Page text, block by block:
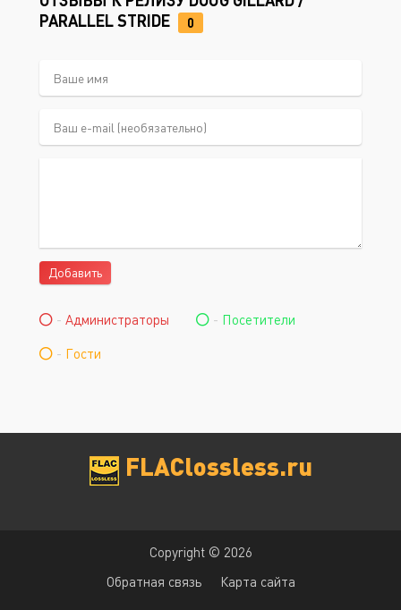
PARALLEL STRIDE
0
Добавить
- Администраторы - Посетители
- Гости
FLAClossless.ru
Copyright © 2026
Обратная связь
Карта сайта